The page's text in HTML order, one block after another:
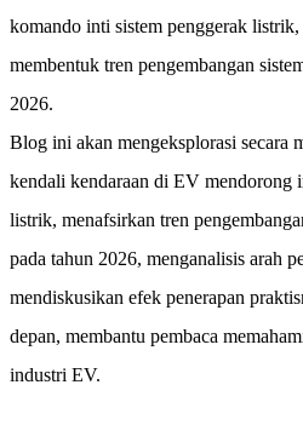
komando inti sistem penggerak
membentuk tren pengembangan
2026.
Blog ini akan mengeksplorasi secara
kendali kendaraan di EV mendorong
listrik, menafsirkan tren
pada tahun 2026, menganalisis arah
mendiskusikan efek penerapan
depan, membantu pembaca
industri EV.